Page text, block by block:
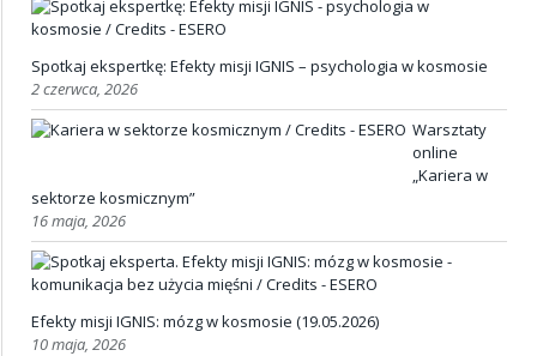
Spotkaj ekspertkę: Efekty misji IGNIS – psychologia w kosmosie
2 czerwca, 2026
Warsztaty
online
„Kariera w
sektorze kosmicznym”
16 maja, 2026
Efekty misji IGNIS: mózg w kosmosie (19.05.2026)
10 maja, 2026